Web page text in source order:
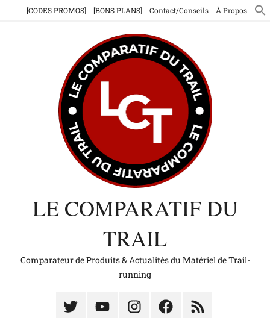
[CODES PROMOS] [BONS PLANS] Contact/Conseils À Propos
LE COMPARATIF DU
TRAIL
Comparateur de Produits & Actualités du Matériel de Trail-
running
ÉlémentÉlémentÉlémentÉlémentÉlément